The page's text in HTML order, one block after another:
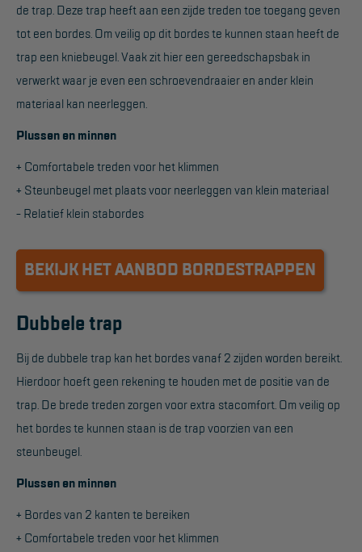
Veiligheid sets
Harnas gordels
Verbindingsmiddelen
Anker middelen
Reddingsmiddelen
ACTIES
CombiDeals
MAATWERK
VERHUUR
Steigers
Rolsteigers
Schilderstellingen
Gevelsteigers
Steiger overkapping
Hangbruginstallaties
Schilderwerkzaamheden
de trap. Deze trap heeft aan een zijde treden toe toegang geven
tot een bordes. Om veilig op dit bordes te kunnen staan heeft de
trap een kniebeugel. Vaak zit hier een gereedschapsbak in
verwerkt waar je even een schroevendraaier en ander klein
materiaal kan neerleggen.
Plussen en minnen
+ Comfortabele treden voor het klimmen
+ Steunbeugel met plaats voor neerleggen van klein materiaal
- Relatief klein stabordes
BEKIJK HET AANBOD BORDESTRAPPEN
Dubbele trap
Bij de dubbele trap kan het bordes vanaf 2 zijden worden bereikt.
Hierdoor hoeft geen rekening te houden met de positie van de
trap. De brede treden zorgen voor extra stacomfort. Om veilig op
het bordes te kunnen staan is de trap voorzien van een
steunbeugel.
Plussen en minnen
+ Bordes van 2 kanten te bereiken
+ Comfortabele treden voor het klimmen